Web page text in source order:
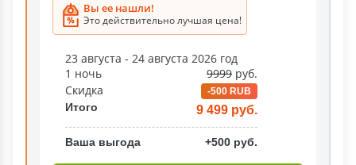
Вы ее нашли!
Это действительно лучшая цена!
23 августа - 24 августа 2026 год
1 ночь
9999 руб.
Скидка
-500 RUB
Итого 9 499 руб.
Ваша выгода +500 руб.